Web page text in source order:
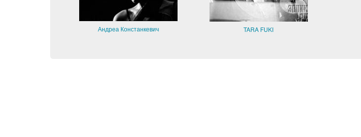
Андреа Констанкевич TARA FUKI